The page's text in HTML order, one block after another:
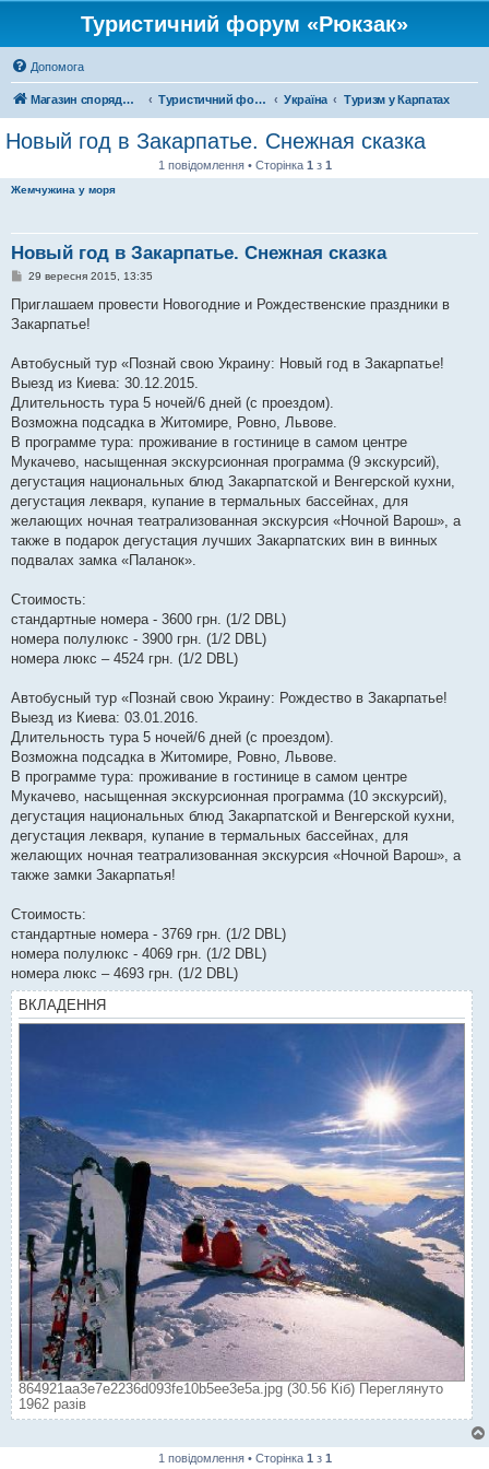
Туристичний форум «Рюкзак»
Допомога
Магазин спорядження Туристичний форум «Рюкзак» Україна Туризм у Карпатах
Новый год в Закарпатье. Снежная сказка
1 повідомлення • Сторінка 1 з 1
Жемчужина у моря
Новый год в Закарпатье. Снежная сказка
П
в
д
л
е
н
я
29 вересня 2015, 13:35
Приглашаем провести Новогодние и Рождественские праздники в
Закарпатье!
Автобусный тур «Познай свою Украину: Новый год в Закарпатье!
Выезд из Киева: 30.12.2015.
Длительность тура 5 ночей/6 дней (с проездом).
Возможна подсадка в Житомире, Ровно, Львове.
В программе тура: проживание в гостинице в самом центре
Мукачево, насыщенная экскурсионная программа (9 экскурсий),
дегустация национальных блюд Закарпатской и Венгерской кухни,
дегустация лекваря, купание в термальных бассейнах, для
желающих ночная театрализованная экскурсия «Ночной Варош», а
также в подарок дегустация лучших Закарпатских вин в винных
подвалах замка «Паланок».
Стоимость:
стандартные номера - 3600 грн. (1/2 DBL)
номера полулюкс - 3900 грн. (1/2 DBL)
номера люкс – 4524 грн. (1/2 DBL)
Автобусный тур «Познай свою Украину: Рождество в Закарпатье!
Выезд из Киева: 03.01.2016.
Длительность тура 5 ночей/6 дней (с проездом).
Возможна подсадка в Житомире, Ровно, Львове.
В программе тура: проживание в гостинице в самом центре
Мукачево, насыщенная экскурсионная программа (10 экскурсий),
дегустация национальных блюд Закарпатской и Венгерской кухни,
дегустация лекваря, купание в термальных бассейнах, для
желающих ночная театрализованная экскурсия «Ночной Варош», а
также замки Закарпатья!
Стоимость:
стандартные номера - 3769 грн. (1/2 DBL)
номера полулюкс - 4069 грн. (1/2 DBL)
номера люкс – 4693 грн. (1/2 DBL)
ВКЛАДЕННЯ
864921aa3e7e2236d093fe10b5ee3e5a.jpg (30.56 Кіб) Переглянуто
1962 разів
1 повідомлення • Сторінка 1 з 1